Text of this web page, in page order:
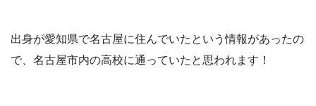
出身が愛知県で名古屋に住んでいたという情報があったの
で、名古屋市内の高校に通っていたと思われます！